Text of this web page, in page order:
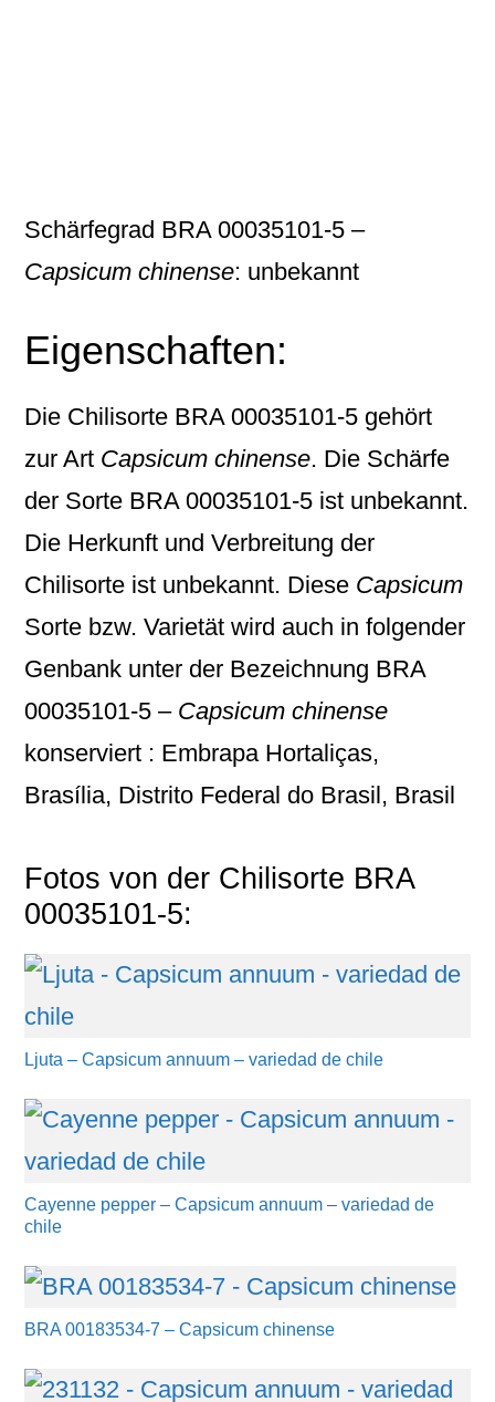
Schärfegrad BRA 00035101-5 –
Capsicum chinense: unbekannt
Eigenschaften:
Die Chilisorte BRA 00035101-5 gehört
zur Art Capsicum chinense. Die Schärfe
der Sorte BRA 00035101-5 ist unbekannt.
Die Herkunft und Verbreitung der
Chilisorte ist unbekannt. Diese Capsicum
Sorte bzw. Varietät wird auch in folgender
Genbank unter der Bezeichnung BRA
00035101-5 – Capsicum chinense
konserviert : Embrapa Hortaliças,
Brasília, Distrito Federal do Brasil, Brasil
Fotos von der Chilisorte BRA
00035101-5:
Ljuta – Capsicum annuum – variedad de chile
Cayenne pepper – Capsicum annuum – variedad de
chile
BRA 00183534-7 – Capsicum chinense